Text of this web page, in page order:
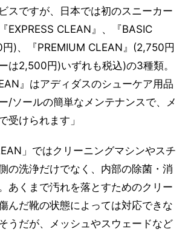
スですが、日本では初のスニーカー
EXPRESS CLEAN』、『BASIC
)、『PREMIUM CLEAN』(2,750円
は2,500円)いずれも税込)の3種類。
』はアディダスのシューケア用品
/ソールの簡単なメンテナンスで、メ
受けられます」
」ではクリーニングマシンやスチ
の洗浄だけでなく、内部の除菌・消
あくまで汚れを落とすためのクリー
んだ靴の状態によっては対応できな
うだが、メッシュやスウェードなど